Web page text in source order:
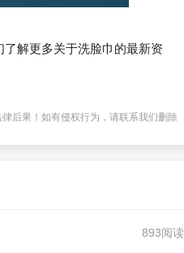
解更多关于洗脸巾的最新资
后果！如有侵权行为，请联系我们删除
893阅读